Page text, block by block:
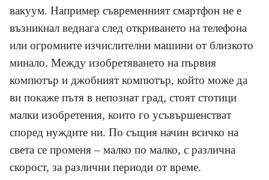
вакуум. Например съвременният смартфон не е
възникнал веднага след откриването на телефона
или огромните изчислителни машини от близкото
минало. Между изобретяването на първия
компютър и джобният компютър, който може да
ви покаже пътя в непознат град, стоят стотици
малки изобретения, които го усъвършенстват
според нуждите ни. По същия начин всичко на
света се променя – малко по малко, с различна
скорост, за различни периоди от време.